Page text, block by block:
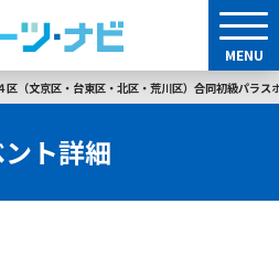
MENU
区（文京区・台東区・北区・荒川区）合同初級パラス
ト詳細